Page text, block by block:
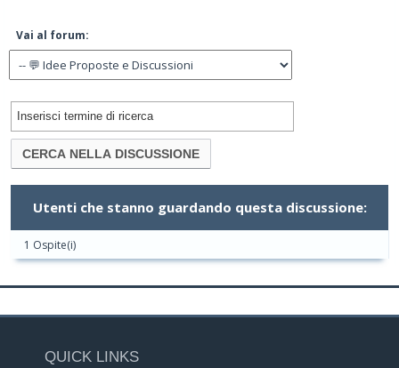
Vai al forum:
Utenti che stanno guardando questa discussione:
1 Ospite(i)
QUICK LINKS